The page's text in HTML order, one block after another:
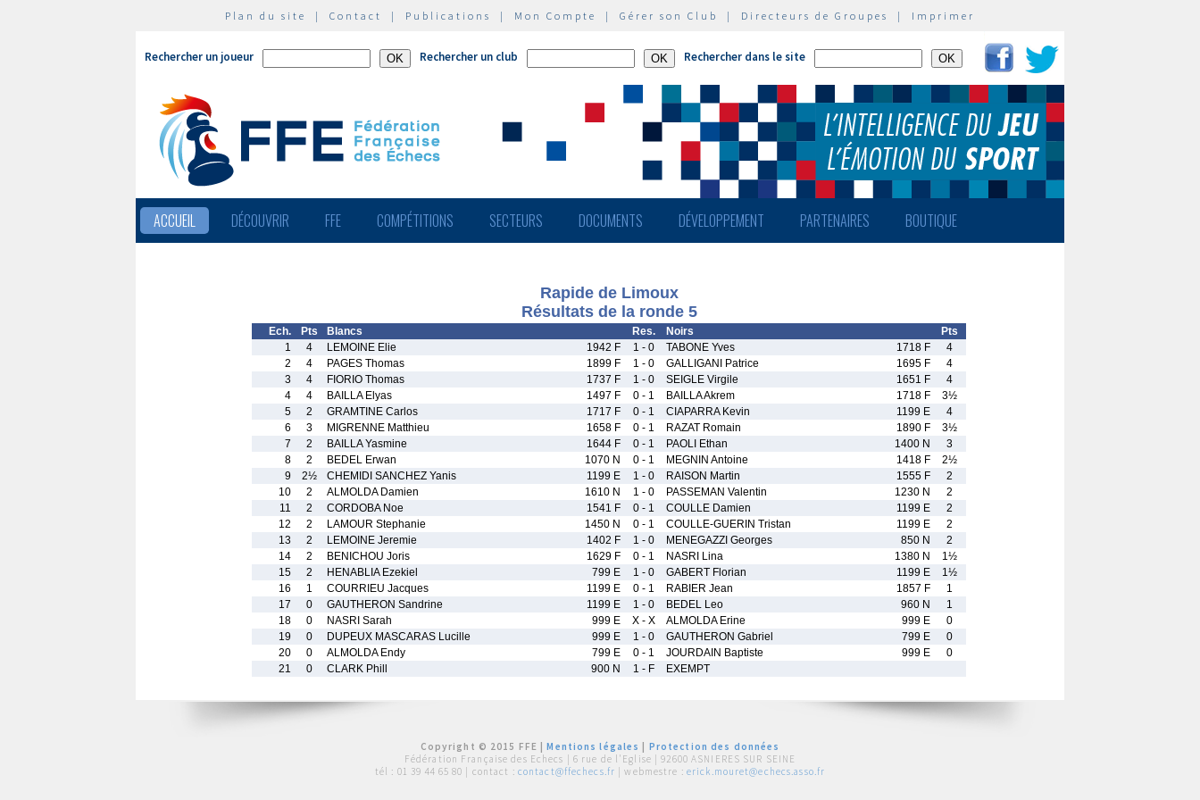
Plan du site | Contact | Publications | Mon Compte | Gérer son Club | Directeurs de Groupes | Imprimer
Rechercher un joueur Rechercher un club Rechercher dans le site
ACCUEIL DÉCOUVRIR FFE COMPÉTITIONS SECTEURS DOCUMENTS DÉVELOPPEMENT PARTENAIRES BOUTIQUE
Rapide de Limoux
Résultats de la ronde 5
Ech. Pts Blancs Res. Noirs
Pts
1
4 LEMOINE Elie 1942 F 1 - 0 TABONE Yves 1718 F
4
2
4 PAGES Thomas 1899 F 1 - 0 GALLIGANI Patrice 1695 F
4
3
4 FIORIO Thomas 1737 F 1 - 0 SEIGLE Virgile 1651 F
4
4
4 BAILLA Elyas 1497 F 0 - 1 BAILLA Akrem 1718 F
3½
5
2 GRAMTINE Carlos 1717 F 0 - 1 CIAPARRA Kevin 1199 E
4
6
3 MIGRENNE Matthieu 1658 F 0 - 1 RAZAT Romain 1890 F
3½
7
2 BAILLA Yasmine 1644 F 0 - 1 PAOLI Ethan 1400 N
3
8
2 BEDEL Erwan 1070 N 0 - 1 MEGNIN Antoine 1418 F
2½
9
2½ CHEMIDI SANCHEZ Yanis 1199 E 1 - 0 RAISON Martin 1555 F
2
10
2 ALMOLDA Damien 1610 N 1 - 0 PASSEMAN Valentin 1230 N
2
11
2 CORDOBA Noe 1541 F 0 - 1 COULLE Damien 1199 E
2
12
2 LAMOUR Stephanie 1450 N 0 - 1 COULLE-GUERIN Tristan 1199 E
2
13
2 LEMOINE Jeremie 1402 F 1 - 0 MENEGAZZI Georges 850 N
2
14
2 BENICHOU Joris 1629 F 0 - 1 NASRI Lina 1380 N
1½
15
2 HENABLIA Ezekiel 799 E 1 - 0 GABERT Florian 1199 E
1½
16
1 COURRIEU Jacques 1199 E 0 - 1 RABIER Jean 1857 F
1
17
0 GAUTHERON Sandrine 1199 E 1 - 0 BEDEL Leo 960 N
1
18
0 NASRI Sarah 999 E X - X ALMOLDA Erine 999 E
0
19
0 DUPEUX MASCARAS Lucille 999 E 1 - 0 GAUTHERON Gabriel 799 E
0
20
0 ALMOLDA Endy 799 E 0 - 1 JOURDAIN Baptiste 999 E
0
21
0 CLARK Phill 900 N 1 - F EXEMPT
Copyright © 2015 FFE |Mentions légales
Protection des données
Fédération Française des Echecs | 6 rue de l'Eglise | 92600 ASNIERES SUR SEINE
tél : 01 39 44 65 80 | contact : contact@ffechecs.fr | webmestre : erick.mouret@echecs.asso.fr